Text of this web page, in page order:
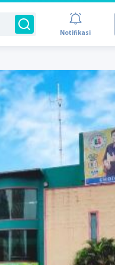
Notifikasi